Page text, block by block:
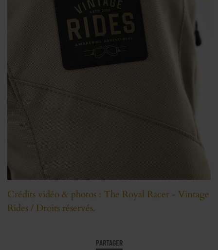
Crédits vidéo & photos : The Royal Racer - Vintage
Rides / Droits réservés.
PARTAGER